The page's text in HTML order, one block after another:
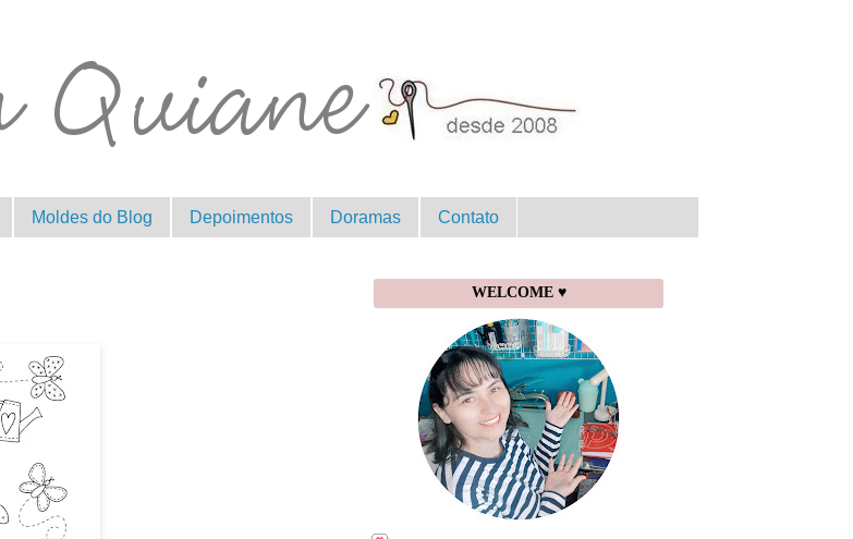
Moldes do Blog Depoimentos Doramas Contato
WELCOME ♥